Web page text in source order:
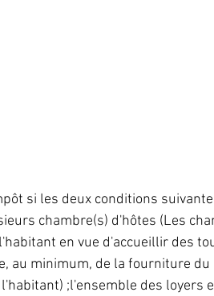
si les deux conditions
chambre(s) d'hôtes (Les
en vue d'accueillir des
au minimum, de la fourniture
;l'ensemble des loyers